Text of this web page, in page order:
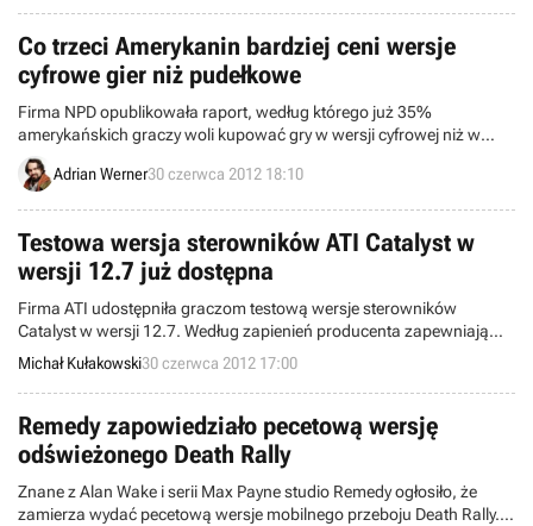
Co trzeci Amerykanin bardziej ceni wersje
cyfrowe gier niż pudełkowe
Firma NPD opublikowała raport, według którego już 35%
amerykańskich graczy woli kupować gry w wersji cyfrowej niż w
pudełkowej. Wzrost popularności dystrybucji elektronicznej jest
szybki i zaczyna obejmować już nie tylko pecety, ale również
Adrian Werner30 czerwca 2012 18:10
Testowa wersja sterowników ATI Catalyst w
wersji 12.7 już dostępna
Firma ATI udostępniła graczom testową wersje sterowników
Catalyst w wersji 12.7. Według zapienień producenta zapewniają
one duży skok wydajności w grach takich jak The Elder Scrolls V:
Skyrim czy Total War: Shogun 2.
Michał Kułakowski30 czerwca 2012 17:00
Remedy zapowiedziało pecetową wersję
odświeżonego Death Rally
Znane z Alan Wake i serii Max Payne studio Remedy ogłosiło, że
zamierza wydać pecetową wersje mobilnego przeboju Death Rally.